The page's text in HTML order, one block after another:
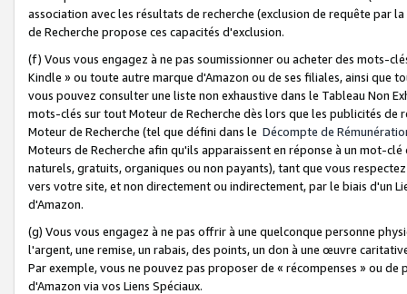
association avec les résultats de recherche (exclusion de requête
de Recherche propose ces capacités d'exclusion.
(f) Vous vous engagez à ne pas soumissionner ou acheter des mots-
Kindle » ou toute autre marque d'Amazon ou de ses filiales, ainsi que
vous pouvez consulter une liste non exhaustive dans le Tableau Non
mots-clés sur tout Moteur de Recherche dès lors que les publicités de
Moteur de Recherche (tel que défini dans le Décompte de
Moteurs de Recherche afin qu'ils apparaissent en réponse à un mot-
naturels, gratuits, organiques ou non payants), tant que vous
vers votre site, et non directement ou indirectement, par le biais d'un
d'Amazon.
(g) Vous vous engagez à ne pas offrir à une quelconque personne
l'argent, une remise, un rabais, des points, un don à une œuvre
Par exemple, vous ne pouvez pas proposer de « récompenses » ou
d'Amazon via vos Liens Spéciaux.